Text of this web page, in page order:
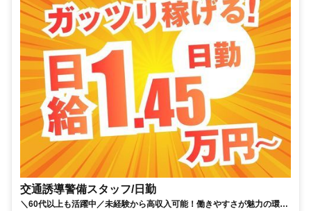
交通誘導警備スタッフ/日勤
＼60代以上も活躍中／未経験から高収入可能！働きやすさが魅力の環境